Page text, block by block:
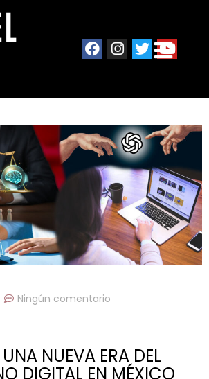
Ningún comentario
NUEVA ERA DEL
DIGITAL EN MÉXICO